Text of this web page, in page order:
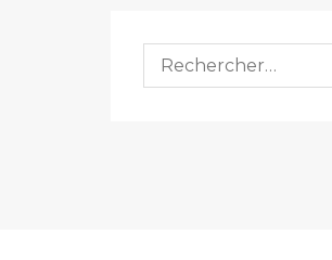
Rechercher :